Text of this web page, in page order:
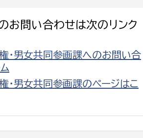
お問い合わせは次のリンク
・男女共同参画課へのお問い合
・男女共同参画課のページはこ